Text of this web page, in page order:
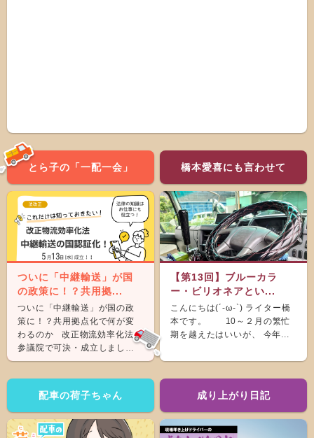
とら子の「一配一会」
ついに「中継輸送」が国
の政策に！？共用拠...
ついに「中継輸送」が国の政
策に！？共用拠点化で何が変
わるのか 改正物流効率化法が
参議院で可決・成立しまし
た。 &nb...
橋本愛喜にも言わせて
【第13回】ブルーカラ
ー・ビリオネアとい...
こんにちは(´-ω-`) ライター橋
本です。 10～２月の繁忙
期を越えたはいいが、 今年...
配車の荷子ちゃん 成り上がり日記